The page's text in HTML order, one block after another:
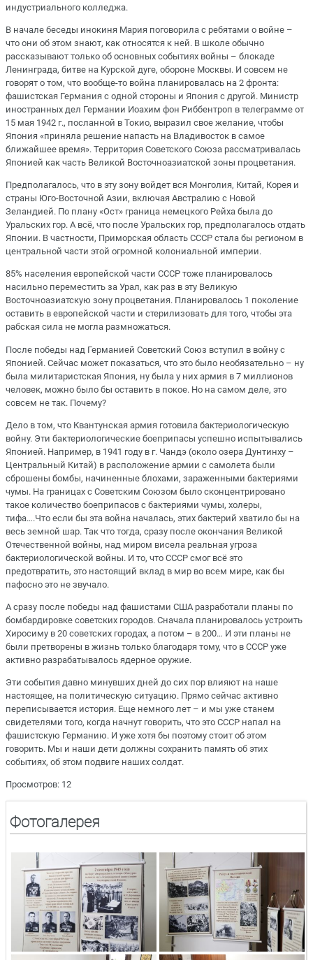
индустриального колледжа.
В начале беседы инокиня Мария поговорила с ребятами о войне –
что они об этом знают, как относятся к ней. В школе обычно
рассказывают только об основных событиях войны – блокаде
Ленинграда, битве на Курской дуге, обороне Москвы. И совсем не
говорят о том, что вообще-то война планировалась на 2 фронта:
фашистская Германия с одной стороны и Япония с другой. Министр
иностранных дел Германии Иоахим фон Риббентроп в телеграмме от
15 мая 1942 г., посланной в Токио, выразил свое желание, чтобы
Япония «приняла решение напасть на Владивосток в самое
ближайшее время». Территория Советского Союза рассматривалась
Японией как часть Великой Восточноазиатской зоны процветания.
Предполагалось, что в эту зону войдет вся Монголия, Китай, Корея и
страны Юго-Восточной Азии, включая Австралию с Новой
Зеландией. По плану «Ост» граница немецкого Рейха была до
Уральских гор. А всё, что после Уральских гор, предполагалось отдать
Японии. В частности, Приморская область СССР стала бы регионом в
центральной части этой огромной колониальной империи.
85% населения европейской части СССР тоже планировалось
насильно переместить за Урал, как раз в эту Великую
Восточноазиатскую зону процветания. Планировалось 1 поколение
оставить в европейской части и стерилизовать для того, чтобы эта
рабская сила не могла размножаться.
После победы над Германией Советский Союз вступил в войну с
Японией. Сейчас может показаться, что это было необязательно – ну
была милитаристская Япония, ну была у них армия в 7 миллионов
человек, можно было бы оставить в покое. Но на самом деле, это
совсем не так. Почему?
Дело в том, что Квантунская армия готовила бактериологическую
войну. Эти бактериологические боеприпасы успешно испытывались
Японией. Например, в 1941 году в г. Чандэ (около озера Дунтинху –
Центральный Китай) в расположение армии с самолета были
сброшены бомбы, начиненные блохами, зараженными бактериями
чумы. На границах с Советским Союзом было сконцентрировано
такое количество боеприпасов с бактериями чумы, холеры,
тифа….Что если бы эта война началась, этих бактерий хватило бы на
весь земной шар. Так что тогда, сразу после окончания Великой
Отечественной войны, над миром висела реальная угроза
бактериологической войны. И то, что СССР смог всё это
предотвратить, это настоящий вклад в мир во всем мире, как бы
пафосно это не звучало.
А сразу после победы над фашистами США разработали планы по
бомбардировке советских городов. Сначала планировалось устроить
Хиросиму в 20 советских городах, а потом – в 200… И эти планы не
были претворены в жизнь только благодаря тому, что в СССР уже
активно разрабатывалось ядерное оружие.
Эти события давно минувших дней до сих пор влияют на наше
настоящее, на политическую ситуацию. Прямо сейчас активно
переписывается история. Еще немного лет – и мы уже станем
свидетелями того, когда начнут говорить, что это СССР напал на
фашистскую Германию. И уже хотя бы поэтому стоит об этом
говорить. Мы и наши дети должны сохранить память об этих
событиях, об этом подвиге наших солдат.
Просмотров: 12
Фотогалерея